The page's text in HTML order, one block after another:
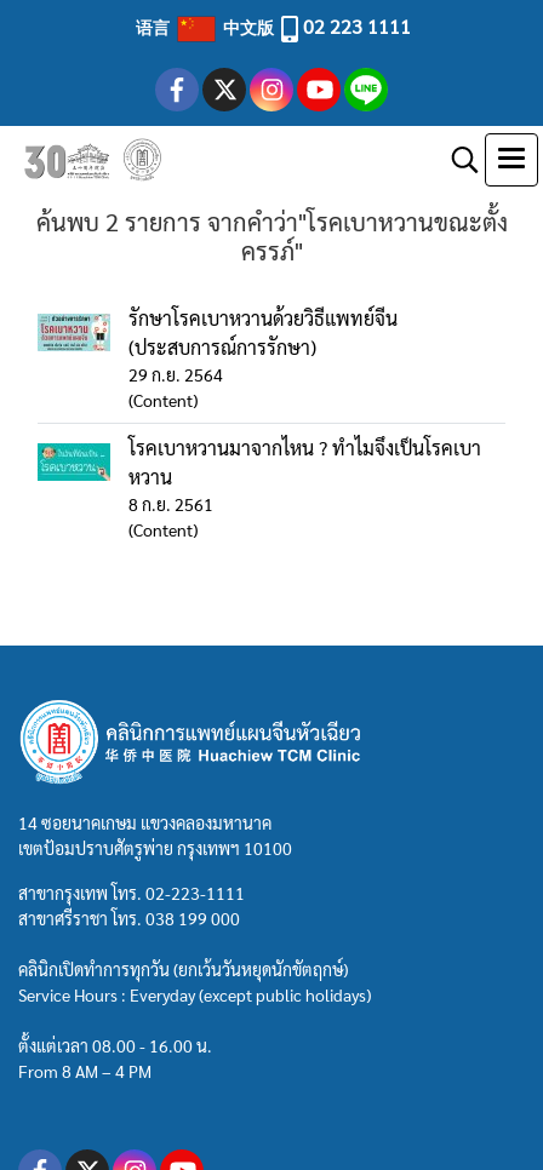
语言 中文版 02 223 1111
ค้นพบ 2 รายการ จากคำว่า"โรคเบาหวานขณะตั้ง
ครรภ์"
รักษาโรคเบาหวานด้วยวิธีแพทย์จีน
(ประสบการณ์การรักษา)
29 ก.ย. 2564
(Content)
โรคเบาหวานมาจากไหน ? ทำไมจึงเป็นโรคเบา
หวาน
8 ก.ย. 2561
(Content)
14 ซอยนาคเกษม แขวงคลองมหานาค
เขตป้อมปราบศัตรูพ่าย กรุงเทพฯ 10100
สาขากรุงเทพ โทร. 02-223-1111
สาขาศรีราชา โทร. 038 199 000
คลินิกเปิดทำการทุกวัน (ยกเว้นวันหยุดนักขัตฤกษ์)
Service Hours : Everyday (except public holidays)
ตั้งแต่เวลา 08.00 - 16.00 น.
From 8 AM – 4 PM